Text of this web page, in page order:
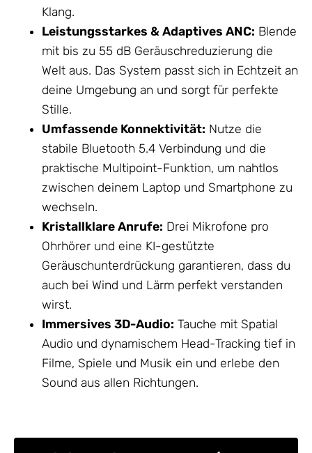
Klang.
Leistungsstarkes & Adaptives ANC: Blende
mit bis zu 55 dB Geräuschreduzierung die
Welt aus. Das System passt sich in Echtzeit an
deine Umgebung an und sorgt für perfekte
Stille.
Umfassende Konnektivität: Nutze die
stabile Bluetooth 5.4 Verbindung und die
praktische Multipoint-Funktion, um nahtlos
zwischen deinem Laptop und Smartphone zu
wechseln.
Kristallklare Anrufe: Drei Mikrofone pro
Ohrhörer und eine KI-gestützte
Geräuschunterdrückung garantieren, dass du
auch bei Wind und Lärm perfekt verstanden
wirst.
Immersives 3D-Audio: Tauche mit Spatial
Audio und dynamischem Head-Tracking tief in
Filme, Spiele und Musik ein und erlebe den
Sound aus allen Richtungen.